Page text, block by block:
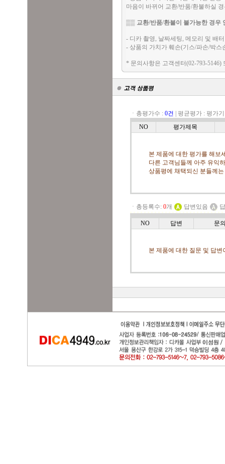
마음이 바뀌어 교환/반품/환불하실
▒▒ 교환/반품/환불이 불가능한 경우
- 디카 촬영, 날짜세팅, 메모리 및 배
- 상품의 가치가 훼손(기스/파손/박
* 문의사항은 고객센터(02-793-5146)
ㆍ총평가수 : 0건 평균평가 : 평가
NO
평가제목
본 제품에 대한 평가를 해보
다른 고객님들께 아주 유익
상품평에 채택되신 분들께
ㆍ총등록수: 0개 답변있음
NO 답변 문
본 제품에 대한 질문 및 답